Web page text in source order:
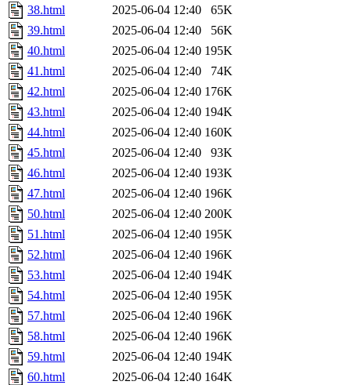
38.html
2025-06-04 12:40
65K
39.html
2025-06-04 12:40
56K
40.html
2025-06-04 12:40 195K
41.html
2025-06-04 12:40
74K
42.html
2025-06-04 12:40 176K
43.html
2025-06-04 12:40 194K
44.html
2025-06-04 12:40 160K
45.html
2025-06-04 12:40
93K
46.html
2025-06-04 12:40 193K
47.html
2025-06-04 12:40 196K
50.html
2025-06-04 12:40 200K
51.html
2025-06-04 12:40 195K
52.html
2025-06-04 12:40 196K
53.html
2025-06-04 12:40 194K
54.html
2025-06-04 12:40 195K
57.html
2025-06-04 12:40 196K
58.html
2025-06-04 12:40 196K
59.html
2025-06-04 12:40 194K
60.html
2025-06-04 12:40 164K